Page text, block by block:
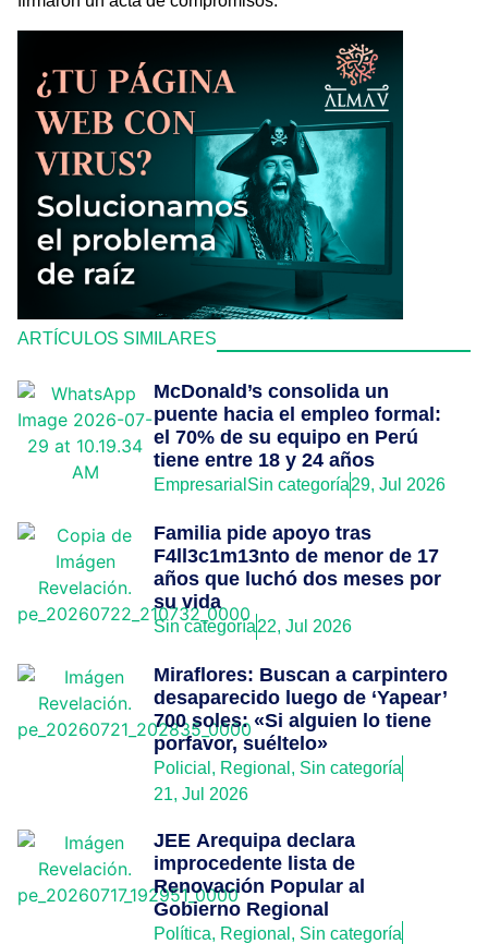
ARTÍCULOS SIMILARES
McDonald’s consolida un
puente hacia el empleo formal:
el 70% de su equipo en Perú
tiene entre 18 y 24 años
Empresarial Sin categoría29, Jul 2026
Familia pide apoyo tras
F4ll3c1m13nto de menor de 17
años que luchó dos meses por
su vida
Sin categoría22, Jul 2026
Miraflores: Buscan a carpintero
desaparecido luego de ‘Yapear’
700 soles: «Si alguien lo tiene
porfavor, suéltelo»
Policial , Regional , Sin categoría
21, Jul 2026
JEE Arequipa declara
improcedente lista de
Renovación Popular al
Gobierno Regional
Política, Regional , Sin categoría